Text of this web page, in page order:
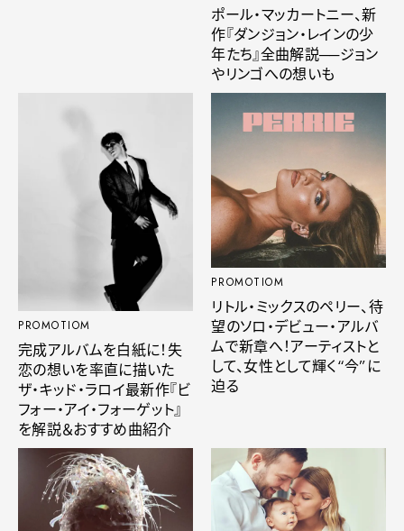
ポール・マッカートニー、新
作『ダンジョン・レインの少
年たち』全曲解説──ジョン
やリンゴへの想いも
PROMOTIOM
完成アルバムを白紙に！失
恋の想いを率直に描いた
ザ・キッド・ラロイ最新作『ビ
フォー・アイ・フォーゲット』
を解説＆おすすめ曲紹介
PROMOTIOM
リトル・ミックスのペリー、待
望のソロ・デビュー・アルバ
ムで新章へ！アーティストと
して、女性として輝く“今”に
迫る